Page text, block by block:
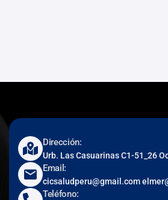
Dirección:
Urb. Las Casuarinas C1-51_26
Email:
cicsaludperu@gmail.com
Teléfono: